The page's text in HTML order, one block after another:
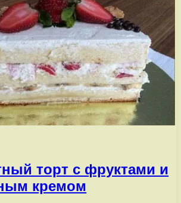
торт с фруктами и
кремом